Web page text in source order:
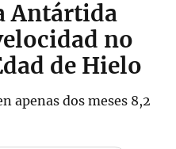
Antártida
no
de Hielo
apenas dos meses 8,2